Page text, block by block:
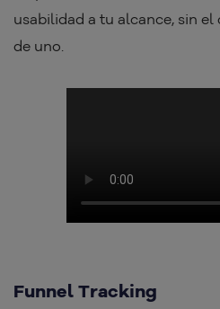
usabilidad a tu alcance, sin
de uno.
Funnel Tracking